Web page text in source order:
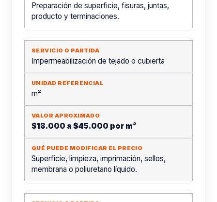
Preparación de superficie, fisuras, juntas,
producto y terminaciones.
Impermeabilización de tejado o cubierta
m²
$18.000 a $45.000 por m²
Superficie, limpieza, imprimación, sellos,
membrana o poliuretano líquido.